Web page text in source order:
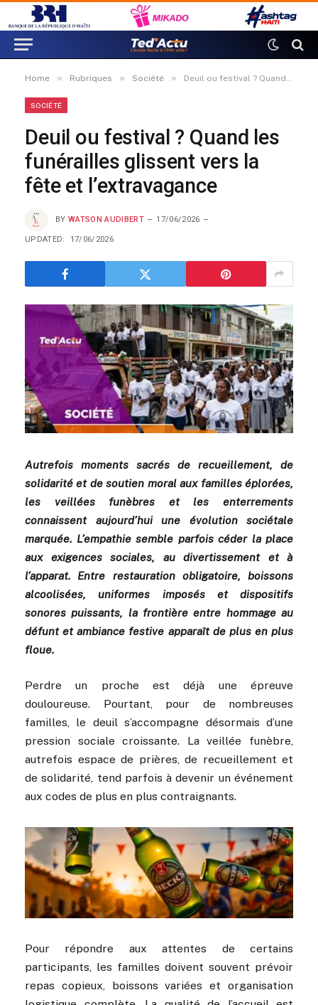
Home » Rubriques » Société » Deuil ou festival ? Quand les funérailles glissent vers la fête et l’extravagance
SOCIÉTÉ
Deuil ou festival ? Quand les
funérailles glissent vers la
fête et l’extravagance
BY WATSON AUDIBERT 17/06/2026
UPDATED: 17/06/2026
Autrefois moments sacrés de recueillement, de
solidarité et de soutien moral aux familles éplorées,
les veillées funèbres et les enterrements
connaissent aujourd’hui une évolution sociétale
marquée. L’empathie semble parfois céder la place
aux exigences sociales, au divertissement et à
l’apparat. Entre restauration obligatoire, boissons
alcoolisées, uniformes imposés et dispositifs
sonores puissants, la frontière entre hommage au
défunt et ambiance festive apparaît de plus en plus
floue.
Perdre un proche est déjà une épreuve
douloureuse. Pourtant, pour de nombreuses
familles, le deuil s’accompagne désormais d’une
pression sociale croissante. La veillée funèbre,
autrefois espace de prières, de recueillement et
de solidarité, tend parfois à devenir un événement
aux codes de plus en plus contraignants.
Pour répondre aux attentes de certains
participants, les familles doivent souvent prévoir
repas copieux, boissons variées et organisation